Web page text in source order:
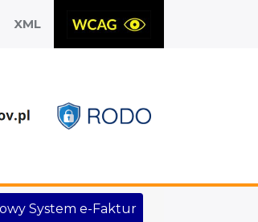
XML
System e-Faktur